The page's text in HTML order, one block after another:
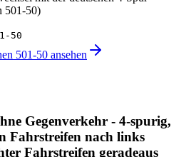
501-50)
50
501-50 ansehen
Gegenverkehr - 4-spurig,
Fahrstreifen nach links
Fahrstreifen geradeaus